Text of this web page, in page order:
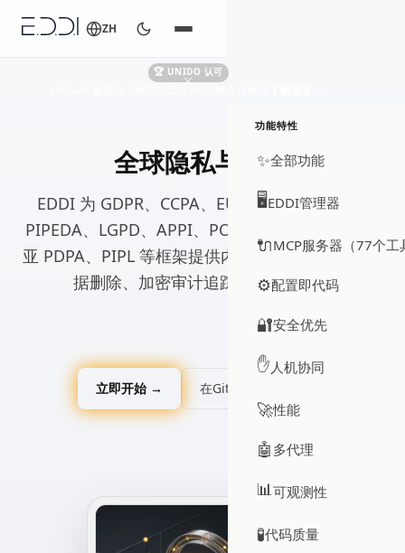
🏆 UNIDO 认可
ZH
功能特性
✨全部功能
🖥️EDDI管理器
🔌MCP服务器（77个工
⚙️配置即代码
🔐安全优先
✋ 人机协同
🚀性能
🤖 多代理
📊可观测性
🧪代码质量
全球隐私与合规
EDDI 为 GDPR、CCPA、EU AI Act、HIPAA、
PIPEDA、LGPD、APPI、POPIA、PDPA、马来西
亚 PDPA、PIPL 等框架提供内置合规，支持级联数
据删除、加密审计追踪和统一 API。
立即开始 → 在GitHub上查看 ↗